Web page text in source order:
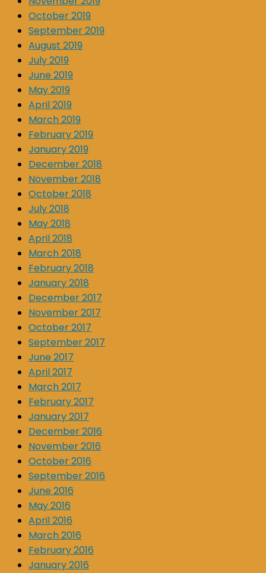
October 2019
September 2019
August 2019
July 2019
June 2019
May 2019
April 2019
March 2019
February 2019
January 2019
December 2018
November 2018
October 2018
July 2018
May 2018
April 2018
March 2018
February 2018
January 2018
December 2017
November 2017
October 2017
September 2017
June 2017
April 2017
March 2017
February 2017
January 2017
December 2016
November 2016
October 2016
September 2016
June 2016
May 2016
April 2016
March 2016
February 2016
January 2016